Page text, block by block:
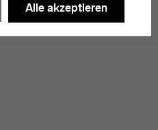
Alle akzeptieren